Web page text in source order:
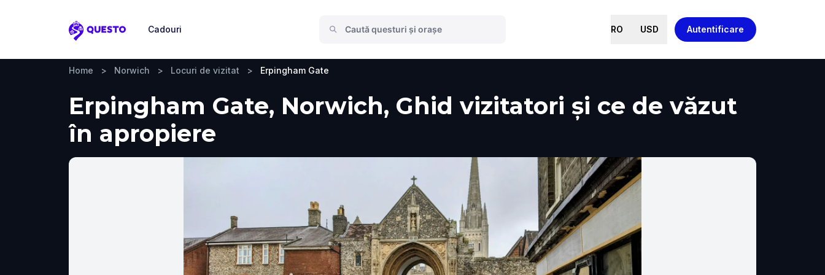
Questo
Cadouri RO USD Autentificare
Home > Norwich > Locuri de vizitat > Erpingham Gate
Erpingham Gate, Norwich, Ghid vizitatori și ce de văzut
în apropiere